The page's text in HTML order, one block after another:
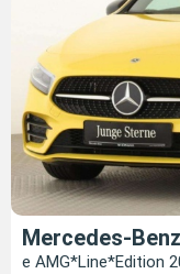
Mercedes-
e AMG*Line*Edition